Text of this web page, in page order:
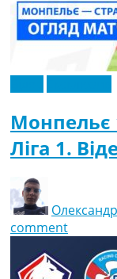
Монпельє
Ліга 1.
comment